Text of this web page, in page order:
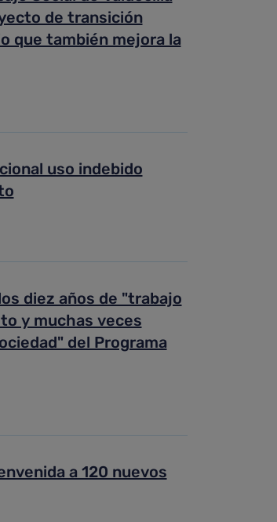
de transición
que también mejora la
uso indebido
diez años de "trabajo
y muchas veces
del Programa
a 120 nuevos